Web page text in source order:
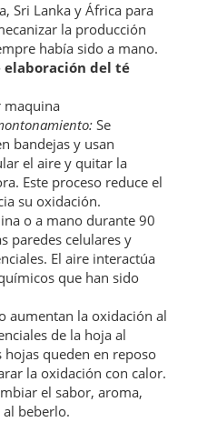
Sri Lanka y África para
la producción
había sido a mano.
elaboración del té
maquina
Se
bandejas y usan
el aire y quitar la
Este proceso reduce el
su oxidación.
o a mano durante 90
paredes celulares y
El aire interactúa
que han sido
aumentan la oxidación al
de la hoja al
hojas queden en reposo
la oxidación con calor.
el sabor, aroma,
beberlo.